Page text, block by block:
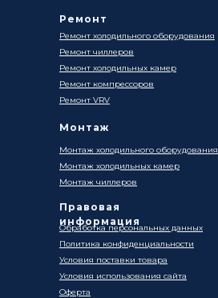
Ремонт
Обработка персональных данных
Политика конфиденциальности
Условия поставки товара
Оферта
Условия использования сайта
Ремонт холодильного оборудования
Ремонт чиллеров
Ремонт холодильных камер
Ремонт компрессоров
Ремонт VRV
Монтаж
Правовая
информация
Монтаж холодильного оборудования
Монтаж чиллеров
Монтаж холодильных камер